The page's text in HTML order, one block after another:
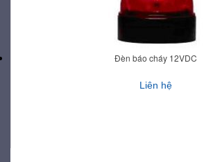
Đèn báo cháy 12VDC
Liên hệ